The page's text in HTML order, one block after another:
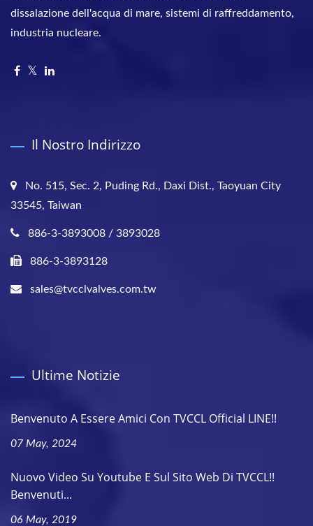
dissalazione dell'acqua di mare, sistemi di raffreddamento,
industria nucleare.
Il Nostro Indirizzo
No. 515, Sec. 2, Puding Rd., Daxi Dist., Taoyuan City
33545, Taiwan
886-3-3893008 / 3893028
886-3-3893128
sales@tvcclvalves.com.tw
Ultime Notizie
Benvenuto A Essere Amici Con TVCCL Official LINE!!
07 May, 2024
Nuovo Video Su Youtube E Sul Sito Web Di TVCCL!!
Benvenuti...
06 May, 2019